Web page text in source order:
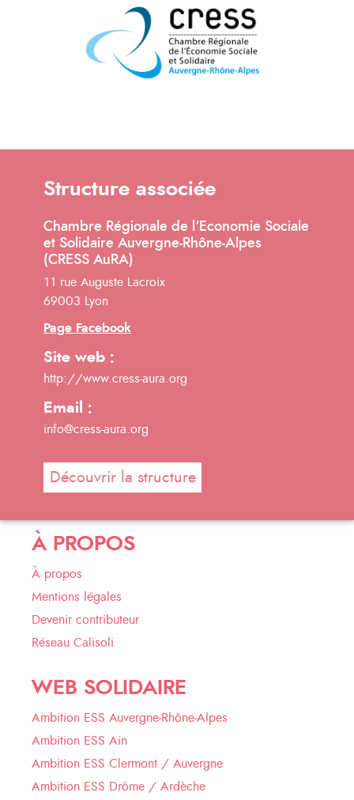
Structure associée
Chambre Régionale de l'Economie Sociale
et Solidaire Auvergne-Rhône-Alpes
(CRESS AuRA)
11 rue Auguste Lacroix
69003 Lyon
Page Facebook
Site web :
http://www.cress-aura.org
Email :
info@cress-aura.org
Découvrir la structure
À PROPOS
À propos
Mentions légales
Devenir contributeur
Réseau Calisoli
WEB SOLIDAIRE
Ambition ESS Auvergne-Rhône-Alpes
Ambition ESS Ain
Ambition ESS Clermont / Auvergne
Ambition ESS Drôme / Ardèche